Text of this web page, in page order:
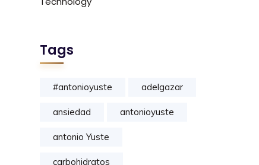
Tags
#antonioyuste adelgazar
ansiedad antonioyuste
antonio Yuste
carbohidratos